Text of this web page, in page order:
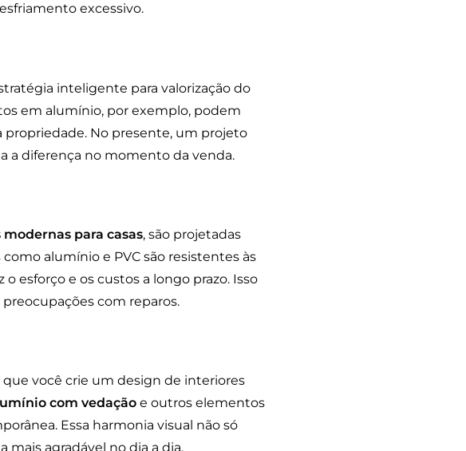
excessivo.
inteligente para valorização do
em alumínio, por exemplo, podem
propriedade. No presente, um projeto
a diferença no momento da venda.
para casas, são projetadas
alumínio e PVC são resistentes às
esforço e os custos a longo prazo. Isso
com reparos.
você crie um design de interiores
com vedação e outros elementos
Essa harmonia visual não só
agradável no dia a dia.